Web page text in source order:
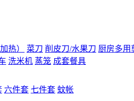
热） 菜刀 削皮刀/水果刀 厨房多用
洗米机 蒸笼 成套餐具
六件套 七件套 蚊帐